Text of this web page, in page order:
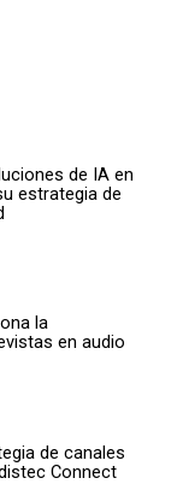
de IA en
estrategia de
la
en audio
de canales
Connect